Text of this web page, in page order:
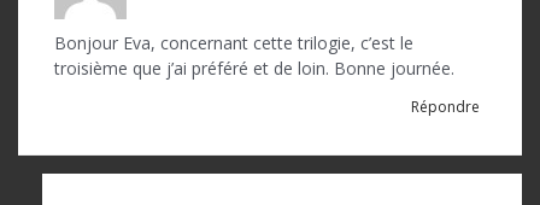
’
Bonjour Eva, concernant cette trilogie, c’est le
troisième que j’ai préféré et de loin. Bonne journée.
Répondre